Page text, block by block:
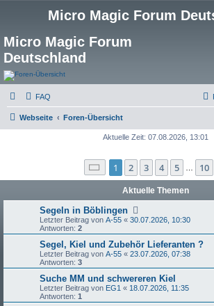
Micro Magic Forum
Micro Magic Forum
Deutschland
FAQ
Webseite Foren-Übersicht
Aktuelle Zeit: 07.08.2026, 13:01
Seite 1von 10
1 2 3 4 5 10
Aktuelle Themen
Segeln in Böblingen
Letzter Beitrag von A-55 « 30.07.2026, 10:30
Antworten: 2
Segel, Kiel und Zubehör Lieferanten ?
Letzter Beitrag von A-55 « 23.07.2026, 07:38
Antworten: 3
Suche MM und schwereren Kiel
Letzter Beitrag von EG1 « 18.07.2026, 11:35
Antworten: 1